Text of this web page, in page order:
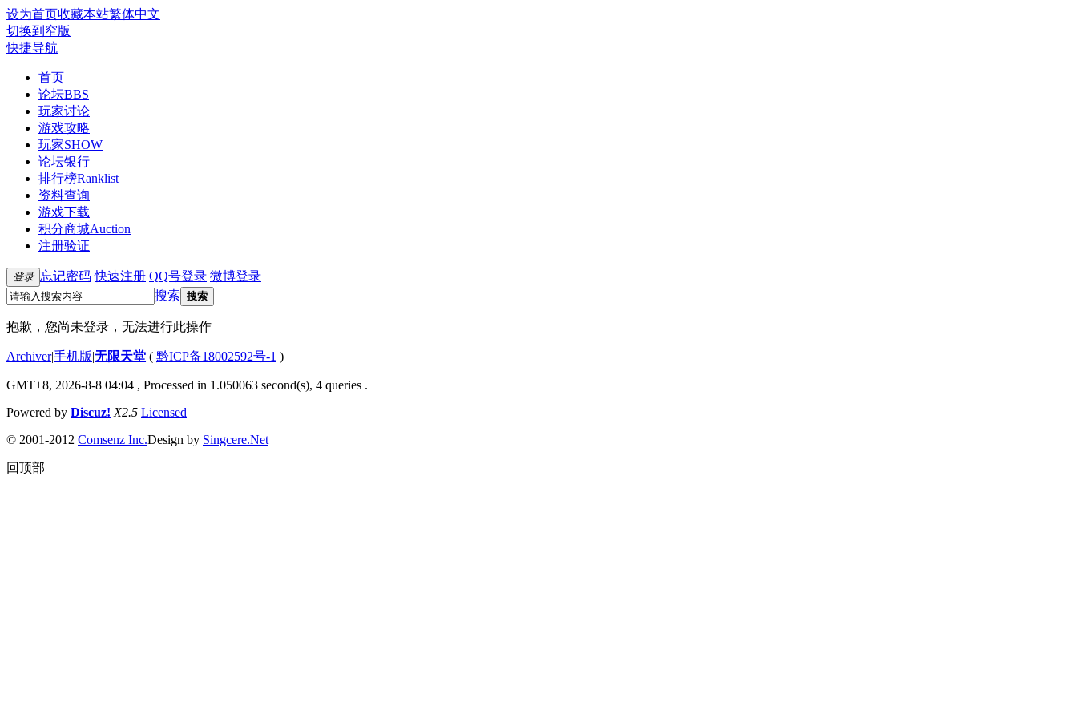
设为首页收藏本站繁体中文
切换到窄版
快捷导航
首页
论坛BBS
玩家讨论
游戏攻略
玩家SHOW
论坛银行
排行榜Ranklist
资料查询
游戏下载
积分商城Auction
注册验证
登录 忘记密码 快速注册 QQ号登录 微博登录
搜索 搜索
抱歉，您尚未登录，无法进行此操作
Archiver|手机版|无限天堂 ( 黔ICP备18002592号-1 )
GMT+8, 2026-8-8 04:04 , Processed in 1.050063 second(s), 4 queries .
Powered by Discuz! X2.5 Licensed
© 2001-2012 Comsenz Inc.Design by Singcere.Net
回顶部